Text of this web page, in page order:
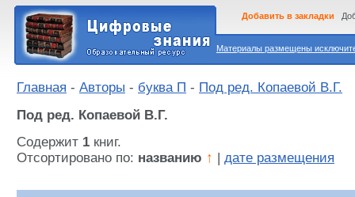
Материалы размещены
Добавить в закладки
Главная - Авторы - буква П - Под ред. Копаевой В.Г.
Под ред. Копаевой В.Г.
Содержит 1 книг.
Отсортировано по: названию ↑ дате размещения